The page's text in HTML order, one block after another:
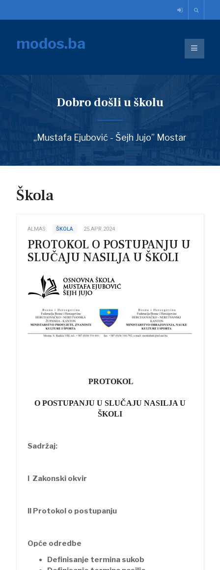
modos.ba
Dobro došli u školu
„Mustafa Ejubović - Šejh Jujo” Mostar
Škola
ALMAS ŠKOLA 25.APR.2024.
PROTOKOL O POSTUPANJU U
SLUČAJU NASILJA U ŠKOLI
PROTOKOL
O POSTUPANJU U SLUČAJU NASILJA U
ŠKOLI
Sadržaj:
I Zakonski okvir
II Protokol o postupanju
Opće odredbe
Definisanje termina sukob